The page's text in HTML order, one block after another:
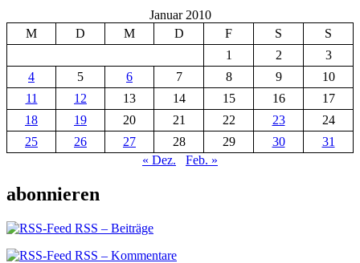
Januar 2010
M
D M D F S
S
1
2
3
4
5 6 7 8 9
10
11
12 13 14 15 16
17
18
19 20 21 22 23
24
25
26 27 28 29 30
31
« Dez.
Feb. »
abonnieren
RSS – Beiträge
RSS – Kommentare